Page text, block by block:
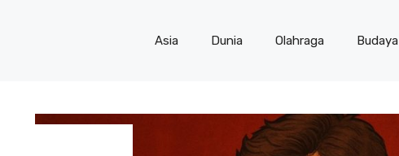
Asia Dunia Olahraga Budaya